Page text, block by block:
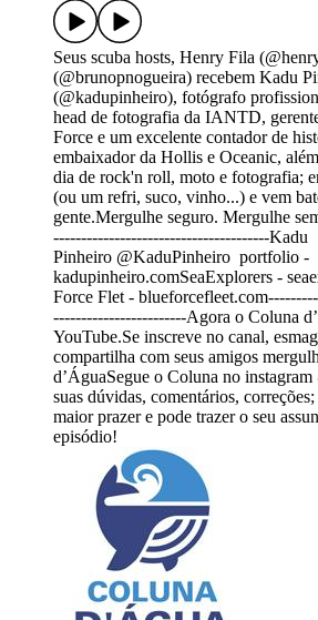
Seus scuba hosts, Henry Fila
(@brunopnogueira) recebem Kadu
(@kadupinheiro), fotógrafo
head de fotografia da IANTD,
Force e um excelente contador de
embaixador da Hollis e Oceanic,
dia de rock'n roll, moto e fotografia;
(ou um refri, suco, vinho...) e vem
gente.Mergulhe seguro. Mergulhe
---------------------------------------Kadu
Pinheiro ⁨@KaduPinheiro⁩ portfolio -
kadupinheiro.comSeaExplorers -
Force Flet -
------------------------Agora o Coluna
YouTube.Se inscreve no canal,
compartilha com seus amigos
d’Água⁠⁠⁠Segue o Coluna no
suas dúvidas, comentários,
maior prazer e pode trazer o seu
episódio!